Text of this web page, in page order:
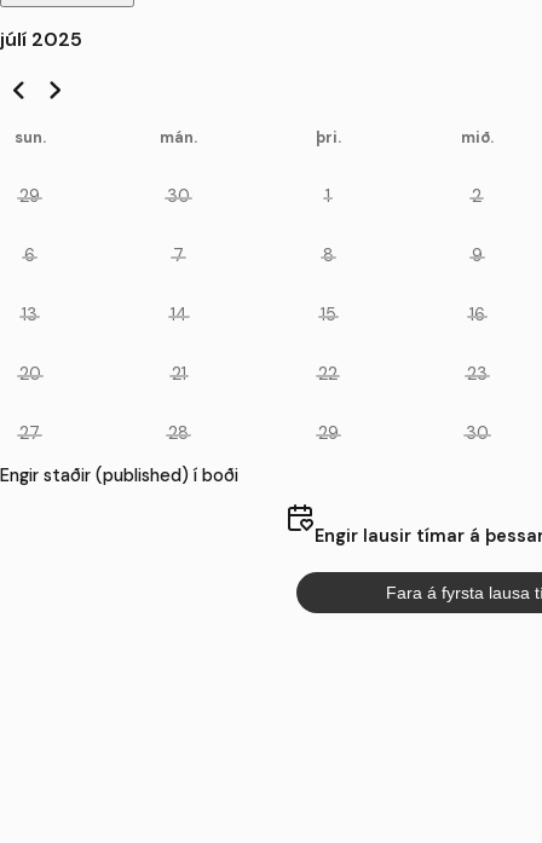
júlí 2025
sun. mán. þri. mið.
29 30 1 2
6 7 8 9
13 14 15 16
20 21 22 23
27 28 29
30
Engir staðir (published) í boði
Engir lausir tímar á
Fara á fyrsta lausa